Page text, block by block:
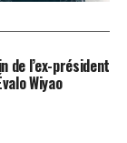
de l’ex-président
Wiyao